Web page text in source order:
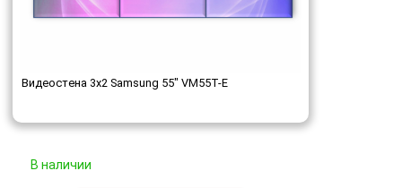
Видеостена 3x2 Samsung 55" VM55T-E
В наличии